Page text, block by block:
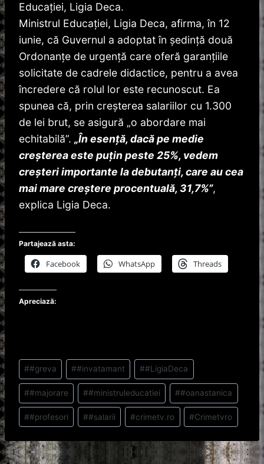
Educaţiei, Ligia Deca.
Ministrul Educaţiei, Ligia Deca, afirma, în 12
iunie, că Guvernul a adoptat în şedinţă două
Ordonanţe de urgenţă care oferă garanţiile
solicitate de cadrele didactice, pentru a avea
încredere că rolul lor este recunoscut. Ea
spunea că, prin creşterea salariilor cu 1.300
de lei brut, se asigură „o abordare mai
echitabilă”. „În esenţă, dacă pe medie
creşterea este puţin peste 25%, vedem
creşteri importante la debutanţi, care au cea
mai mare creştere procentuală, 31,7%”,
explica Ligia Deca.
Partajează asta:
Facebook WhatsApp Threads
Apreciază:
Post
Tags:
##greva ##invatamant ##LigiaDeca
##majorare ##ministruleducatiei ##oanastanica
##profesori ##salarii #crimetv.ro #Crimetvro